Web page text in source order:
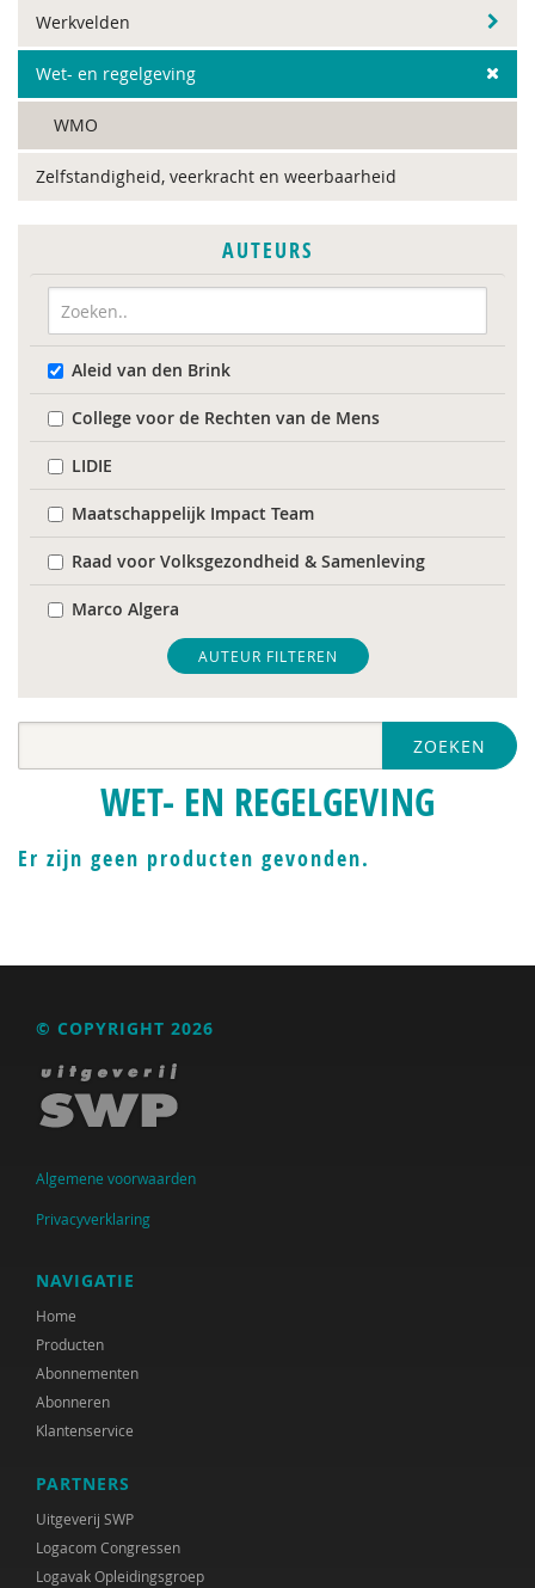
Werkvelden
Wet- en regelgeving
WMO
Zelfstandigheid, veerkracht en weerbaarheid
AUTEURS
Aleid van den Brink
College voor de Rechten van de Mens
LIDIE
Maatschappelijk Impact Team
Raad voor Volksgezondheid & Samenleving
Marco Algera
Rob Arnoldus
Inge Bastiaanssen
Fiet van Beek
Sam Beenhakker
Wilco Bosems
Lout Bots
Marga Burggraaff
Cécile Chênevert
René Clarijs
Max de Coole
Trudy Dankers
Mariska de Baat
Mirjam de Klerk
Ido de Vries
Bas Denters
AUTEUR FILTEREN
ZOEKEN
WET- EN REGELGEVING
Er zijn geen producten gevonden.
© COPYRIGHT 2026
Algemene voorwaarden
Privacyverklaring
NAVIGATIE
Home
Producten
Abonnementen
Abonneren
Klantenservice
PARTNERS
Uitgeverij SWP
Logacom Congressen
Logavak Opleidingsgroep